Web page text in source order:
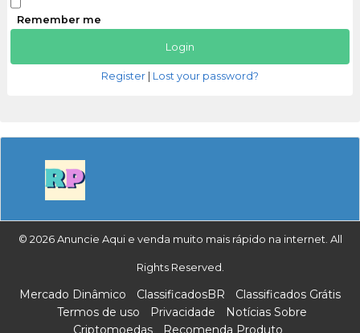
Remember me
Register Lost your password?
© 2026 Anuncie Aqui e venda muito mais rápido na internet. All
Rights Reserved.
Mercado Dinâmico ClassificadosBR
Classificados Grátis
Termos de uso
Privacidade
Notícias Sobre
Criptomoedas
Recomenda Produto